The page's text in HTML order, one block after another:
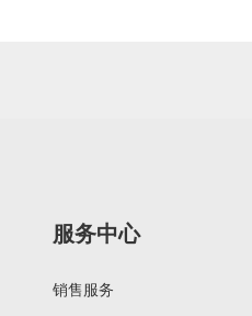
服务中心
销售服务